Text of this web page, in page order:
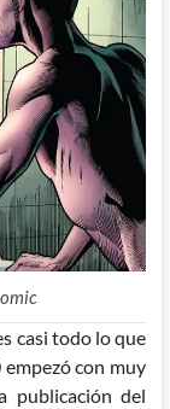
casi todo lo que
con muy
publicación del